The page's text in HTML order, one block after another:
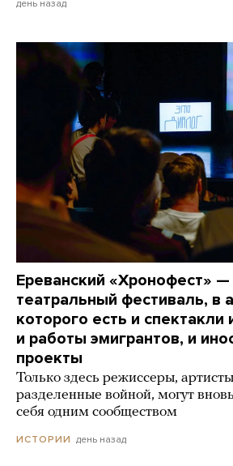
день назад
Ереванский «Хронофест»
театральный фестиваль, в
которого есть и спектакли
и работы эмигрантов, и
проекты
Только здесь режиссеры,
разделенные войной, могут
себя одним сообществом
ИСТОРИИ день назад